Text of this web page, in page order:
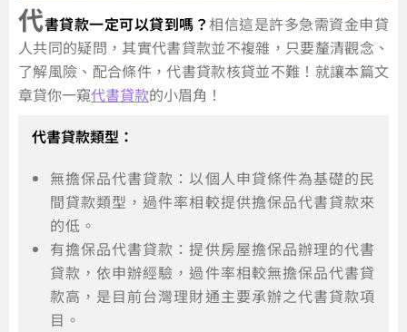
代書貸款一定可以貸到嗎？相信這是許多急需資金申貸
人共同的疑問，其實代書貸款並不複雜，只要釐清觀念、
了解風險、配合條件，代書貸款核貸並不難！就讓本篇文
章貸你一窺代書貸款的小眉角！
代書貸款類型：
無擔保品代書貸款：以個人申貸條件為基礎的民
間貸款類型，過件率相較提供擔保品代書貸款來
的低。
有擔保品代書貸款：提供房屋擔保品辦理的代書
貸款，依申辦經驗，過件率相較無擔保品代書貸
款高，是目前台灣理財通主要承辦之代書貸款項
目。